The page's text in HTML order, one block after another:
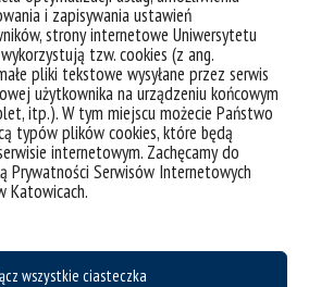
i zapisywania ustawień
strony internetowe Uniwersytetu
tzw. cookies (z ang.
pliki tekstowe wysyłane przez serwis
użytkownika na urządzeniu końcowym
itp.). W tym miejscu możecie Państwo
typów plików cookies, które będą
internetowym. Zachęcamy do
Prywatności Serwisów Internetowych
Katowicach.
wszystkie ciasteczka